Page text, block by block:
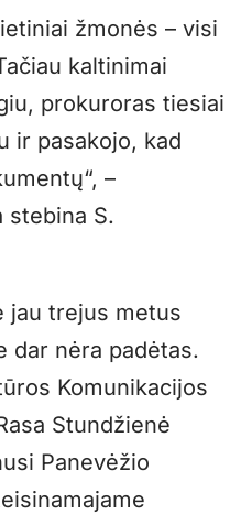
žmonės – visi
kaltinimai
prokuroras tiesiai
ir pasakojo, kad
–
stebina S.
jau trejus metus
dar nėra padėtas.
Komunikacijos
Stundžienė
Panevėžio